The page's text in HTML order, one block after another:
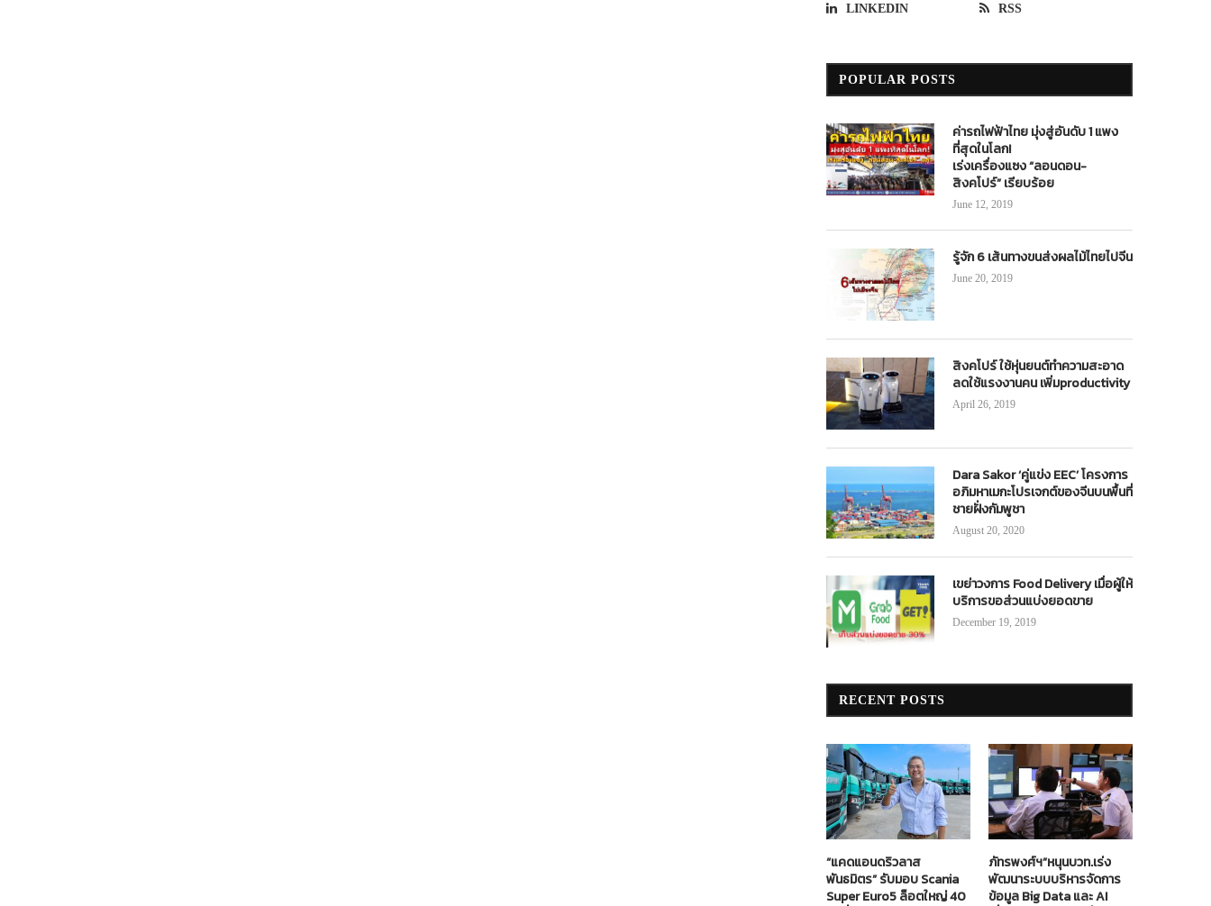
LINKEDIN RSS
POPULAR POSTS
ค่ารถไฟฟ้าไทย มุ่งสู่อันดับ 1 แพง
ที่สุดในโลก!
เร่งเครื่องแซง “ลอนดอน-
สิงคโปร์” เรียบร้อย
June 12, 2019
รู้จัก 6 เส้นทางขนส่งผลไม้ไทยไปจีน
June 20, 2019
สิงคโปร์ ใช้หุ่นยนต์ทำความสะอาด
ลดใช้แรงงานคน เพิ่มproductivity
April 26, 2019
Dara Sakor ‘คู่แข่ง EEC’ โครงการ
อภิมหาเมกะโปรเจกต์ของจีนบนพื้นที่
ชายฝั่งกัมพูชา
August 20, 2020
เขย่าวงการ Food Delivery เมื่อผู้ให้
บริการขอส่วนแบ่งยอดขาย
December 19, 2019
RECENT POSTS
“แคดแอนดริวลาส
พันธมิตร” รับมอบ Scania
Super Euro5 ล็อตใหญ่ 40
ภัทรพงศ์ฯ”หนุนบวท.เร่ง
พัฒนาระบบบริหารจัดการ
ข้อมูล Big Data และ AI